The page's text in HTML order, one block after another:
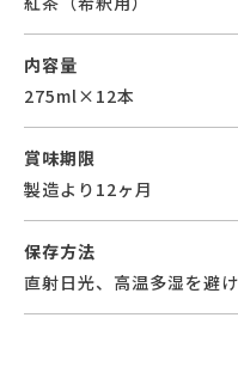
内容量
275ml×12本
賞味期限
製造より12ヶ月
保存方法
直射日光、高温多湿を避